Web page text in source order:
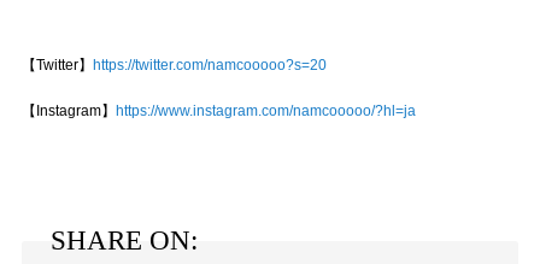
【Twitter】 https://twitter.com/namcooooo?s=20
【Instagram】 https://www.instagram.com/namcooooo/?hl=ja
SHARE ON: